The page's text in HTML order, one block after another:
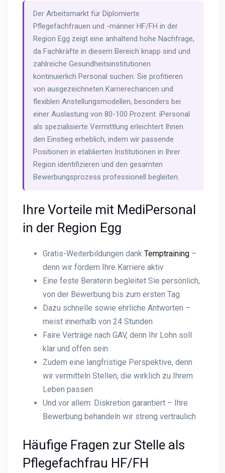
Der Arbeitsmarkt für Diplomierte
Pflegefachfrauen und -männer HF/FH in der
Region Egg zeigt eine anhaltend hohe Nachfrage,
da Fachkräfte in diesem Bereich knapp sind und
zahlreiche Gesundheitsinstitutionen
kontinuierlich Personal suchen. Sie profitieren
von ausgezeichneten Karrierechancen und
flexiblen Anstellungsmodellen, besonders bei
einer Auslastung von 80-100 Prozent. iPersonal
als spezialisierte Vermittlung erleichtert Ihnen
den Einstieg erheblich, indem wir passende
Positionen in etablierten Institutionen in Ihrer
Region identifizieren und den gesamten
Bewerbungsprozess professionell begleiten.
Ihre Vorteile mit MediPersonal
in der Region Egg
Gratis-Weiterbildungen dank Temptraining –
denn wir fördern Ihre Karriere aktiv
Eine feste Beraterin begleitet Sie persönlich,
von der Bewerbung bis zum ersten Tag
Dazu schnelle sowie ehrliche Antworten –
meist innerhalb von 24 Stunden
Faire Verträge nach GAV, denn Ihr Lohn soll
klar und offen sein
Zudem eine langfristige Perspektive, denn
wir vermitteln Stellen, die wirklich zu Ihrem
Leben passen
Und vor allem: Diskretion garantiert – Ihre
Bewerbung behandeln wir streng vertraulich
Häufige Fragen zur Stelle als
Pflegefachfrau HF/FH